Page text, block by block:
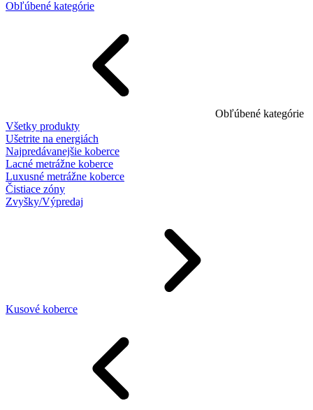
Obľúbené kategórie
Obľúbené kategórie
Všetky produkty
Ušetrite na energiách
Najpredávanejšie koberce
Lacné metrážne koberce
Luxusné metrážne koberce
Čistiace zóny
Zvyšky/Výpredaj
Kusové koberce